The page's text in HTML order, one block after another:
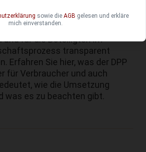
soll, den Wirtschaftskreislauf zu
sollen alle produktrelevanten
und für die Beteiligten im
transparent
Erfahren Sie hier, was der DPP
für Verbraucher und auch
wie die Umsetzung
was es zu beachten gibt.
sowie die AGB gelesen und erkläre
mich einverstanden.